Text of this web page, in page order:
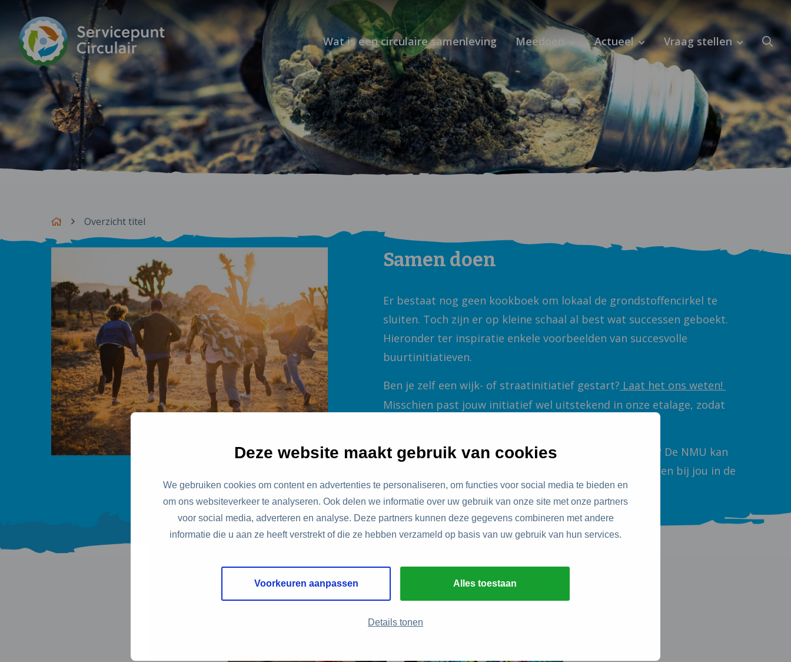
Deze website maakt gebruik van cookies
We gebruiken cookies om content en advertenties te personaliseren, om functies voor social media te bieden en
om ons websiteverkeer te analyseren. Ook delen we informatie over uw gebruik van onze site met onze partners
voor social media, adverteren en analyse. Deze partners kunnen deze gegevens combineren met andere
informatie die u aan ze heeft verstrekt of die ze hebben verzameld op basis van uw gebruik van hun services.
Voorkeuren aanpassen Alles toestaan
Details tonen
Wat is een circulaire samenleving Meedoen Actueel Vraag stellen
Overzicht titel
Samen doen
Er bestaat nog geen kookboek om lokaal de grondstoffencirkel te
sluiten. Toch zijn er op kleine schaal al best wat successen geboekt.
Hieronder ter inspiratie enkele voorbeelden van succesvolle
buurtinitiatieven.
Ben je zelf een wijk- of straatinitiatief gestart? Laat het ons weten!
Misschien past jouw initiatief wel uitstekend in onze etalage, zodat
Wil je zelf een initiatief starten, maar weet je niet hoe? De NMU kan
vaak helpen of doorverwijzen naar ervaringsdeskundigen bij jou in de
buurt. Stuur dan een e-mail naar:g.de.vries@nmu.nl